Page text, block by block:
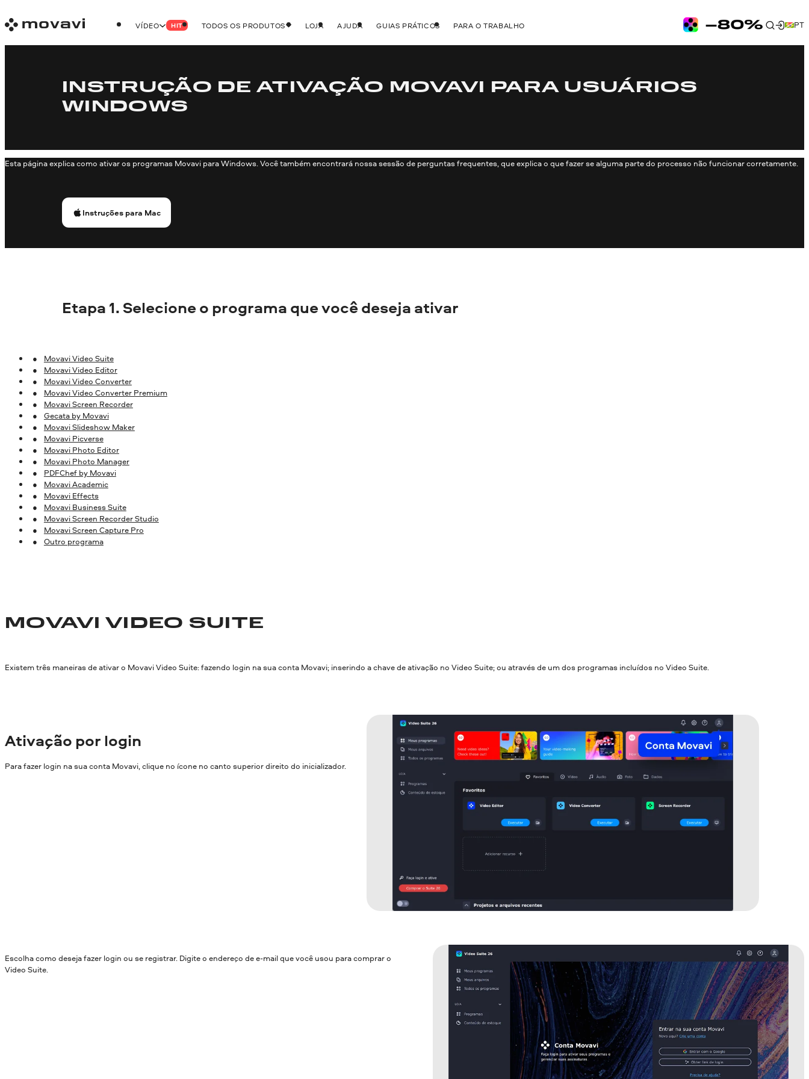
VÍDEO HIT TODOS OS PRODUTOS LOJA AJUDA GUIAS PRÁTICOS PARA O TRABALHO PT
INSTRUÇÃO DE ATIVAÇÃO MOVAVI PARA USUÁRIOS
WINDOWS
Esta página explica como ativar os programas Movavi para Windows. Você também encontrará nossa sessão de perguntas frequentes, que explica o que fazer se alguma parte do processo não funcionar corretamente.
Instruções para Maс
Etapa 1. Selecione o programa que você deseja ativar
Movavi Video Suite
Movavi Video Editor
Movavi Video Converter
Movavi Video Converter Premium
Movavi Screen Recorder
Gecata by Movavi
Movavi Slideshow Maker
Movavi Picverse
Movavi Photo Editor
Movavi Photo Manager
PDFChef by Movavi
Movavi Academic
Movavi Effects
Movavi Business Suite
Movavi Screen Recorder Studio
Movavi Screen Capture Pro
Outro programa
MOVAVI VIDEO SUITE
Existem três maneiras de ativar o Movavi Video Suite: fazendo login na sua conta Movavi; inserindo a chave de ativação no Video Suite; ou através de um dos programas incluídos no Video Suite.
Ativação por login
Para fazer login na sua conta Movavi, clique no ícone no canto superior direito do inicializador.
Escolha como deseja fazer login ou se registrar. Digite o endereço de e-mail que você usou para comprar o
Video Suite.